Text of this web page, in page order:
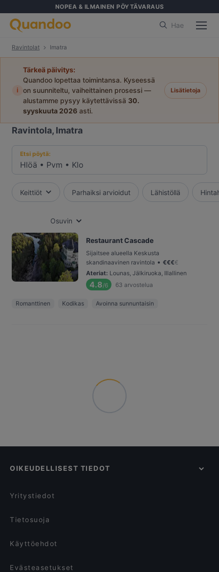
NOPEA & ILMAINEN PÖYTÄVARAUS
Hae
Ravintolat Imatra
i
Tärkeä päivitys:
Quandoo lopettaa toimintansa. Kyseessä
on suunniteltu, vaiheittainen prosessi —
alustamme pysyy käytettävissä 30.
syyskuuta 2026 asti.
Lisätietoja
Ravintola, Imatra
Etsi pöytä:
Hlöä • Pvm • Klo
Keittiöt Parhaiksi arvioidut Lähistöllä
Osuvin
Restaurant Cascade
Sijaitsee alueella Keskusta
skandinaavinen ravintola • €€€€
Ateriat: Lounas, Jälkiruoka, Illallinen
4.8/6 63 arvostelua
Romanttinen Kodikas Avoinna sunnuntaisin
OIKEUDELLISEST TIEDOT
Yritystiedot
Tietosuoja
Käyttöehdot
Evästeasetukset